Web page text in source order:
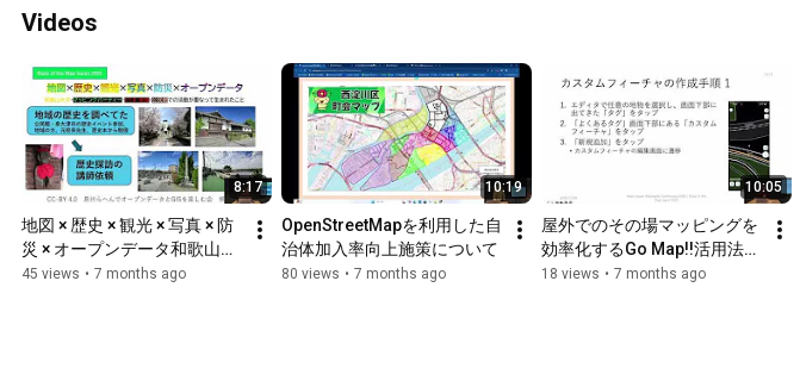
Videos
8:17
地図 × 歴史 × 観光 × 写真 × 防
災 × オープンデータ和歌山大
学･マッピングパーティー･
45 views • 7 months ago
10:19
OpenStreetMapを利用した自
治体加入率向上施策について
80 views • 7 months ago
10:05
屋外でのその場マッピングを
効率化するGo Map!!活用法の
紹介
18 views • 7 months ago